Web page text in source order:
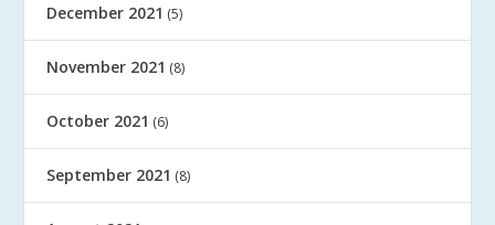
December 2021 (5)
November 2021 (8)
October 2021 (6)
September 2021 (8)